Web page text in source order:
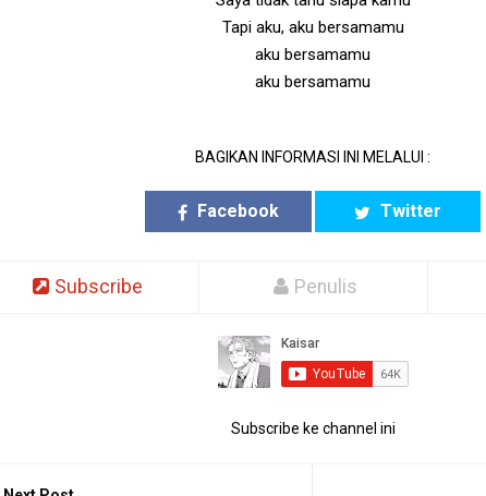
Tapi aku, aku bersamamu
aku bersamamu
aku bersamamu
BAGIKAN INFORMASI INI MELALUI :
Facebook Twitter
Subscribe Penulis
Subscribe ke channel ini